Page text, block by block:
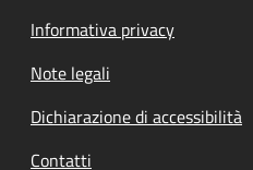
Informativa privacy
Note legali
Dichiarazione di accessibilità
Contatti